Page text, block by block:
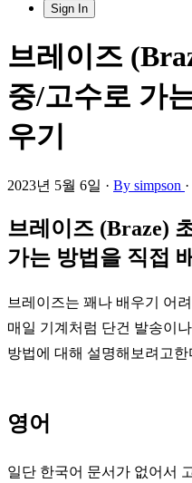
Sign In
브레이즈
중/고수로 가
우기
2023년 5월 6일 · By simpson ·
브레이즈 (Braze)
가는 방법을 직접
브레이즈는 꽤나 배우기 어
매일 기계처럼 단건 발송이
방법에 대해 설명해보려고한
영어
일단 한국어 문서가 없어서